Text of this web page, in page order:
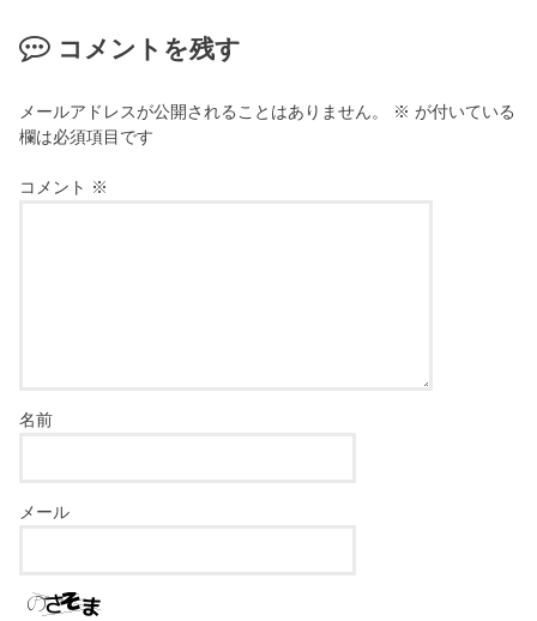
コメントを残す
メールアドレスが公開されることはありません。 ※ が付いている
欄は必須項目です
コメント ※
名前
メール